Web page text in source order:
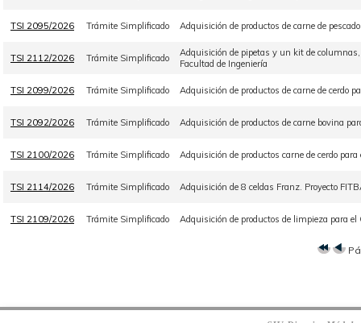
TSI 2095/2026 Trámite Simplificado Adquisición de productos de carne de
TSI 2112/2026 Trámite Simplificado
Adquisición de pipetas y un kit de
Facultad de Ingeniería
TSI 2099/2026 Trámite Simplificado Adquisición de productos de carne de cerdo
TSI 2092/2026 Trámite Simplificado Adquisición de productos de carne bovina
TSI 2100/2026 Trámite Simplificado Adquisición de productos carne de cerdo
TSI 2114/2026 Trámite Simplificado Adquisición de 8 celdas Franz. Proyecto
TSI 2109/2026 Trámite Simplificado Adquisición de productos de limpieza para